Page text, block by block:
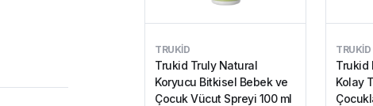
TRUKID
Trukid Truly Natural
Koryucu Bitkisel Bebek ve
Çocuk Vücut Spreyi 100 ml
TRUKID
Trukid
Kolay